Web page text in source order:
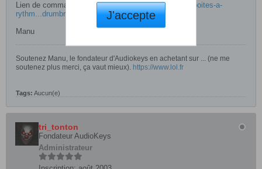
Lien de commande sur le site :https://steelmusic.fr/boites-a-
rythm...drumbrute.html
Manu​​​
Soutenez Manu, le fondateur d'Audiokeys en achetant sur ... (ne me
soutenez plus merci, ça vaut mieux). https://www.lol.fr
Tags: Aucun(e)
tri_tonton
Fondateur AudioKeys
Administrateur
J'accepte